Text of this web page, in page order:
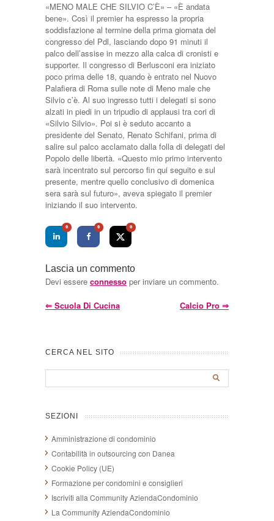
«MENO MALE CHE SILVIO C’È» – «È andata
bene». Così il premier ha espresso la propria
soddisfazione al termine della prima giornata del
congresso del Pdl, lasciando dopo 91 minuti il
palco dell’assise in mezzo alla calca di cronisti e
supporter. Il congresso di Berlusconi era iniziato
poco prima delle 18, quando è entrato nel Nuovo
Palafiera di Roma sulle note di Meno male che
Silvio c’è. Al suo ingresso tutti i delegati si sono
alzati in piedi in un tripudio di applausi tra cori di
«Silvio Silvio». Poi si è seduto accanto a
presidente del Senato, Renato Schifani, prima di
salire sul palco acclamato dalla folla di delegati del
Popolo delle libertà. «Questo mio primo intervento
sarà incentrato sul percorso fin qui seguito e sul
presente, mentre quello conclusivo di domenica
sera sarà sul futuro», aveva spiegato il premier
iniziando il suo intervento.
0 0 0
Lascia un commento
Devi essere connesso per inviare un commento.
⇐ Scuola Di Cucina Calcio Pro ⇒
CERCA NEL SITO
SEZIONI
Amministrazione di condominio
Contabilità in outsourcing con Danea
Cookie Policy (UE)
Formazione per condomini e consiglieri
Iscriviti alla Community AziendaCondominio
La Community AziendaCondominio